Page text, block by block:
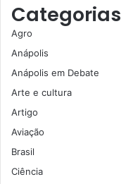
Categorias
Agro
Anápolis
Anápolis em Debate
Arte e cultura
Artigo
Aviação
Brasil
Ciência